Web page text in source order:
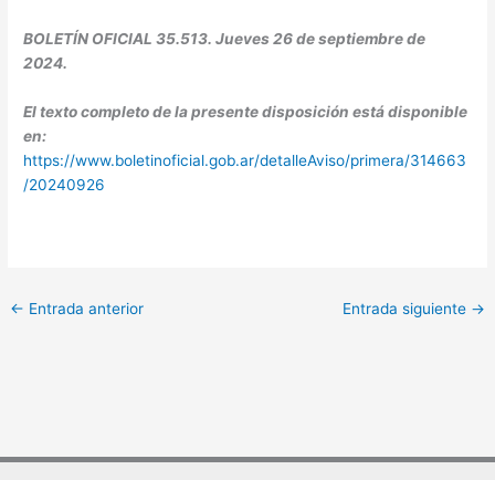
BOLETÍN OFICIAL 35.513. Jueves 26 de septiembre de
2024.
El texto completo de la presente disposición está disponible
en:
https://www.boletinoficial.gob.ar/detalleAviso/primera/314663
/20240926
← Entrada anterior Entrada siguiente →